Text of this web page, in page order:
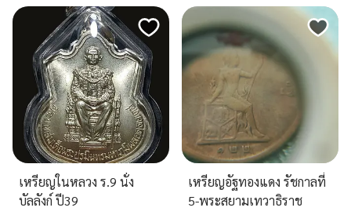
เหรียญในหลวง ร.9 นั่ง
บัลลังก์ ปี39
เหรียญอัฐทองแดง รัชกาลที่
5-พระสยามเทวาธิราช